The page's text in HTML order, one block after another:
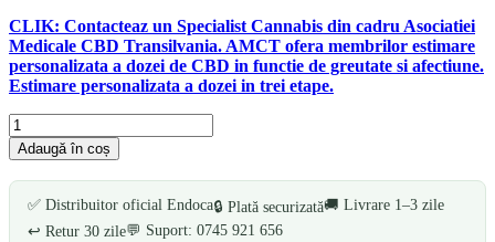
CLIK: Contacteaz un Specialist Cannabis din cadru Asociatiei
Medicale CBD Transilvania. AMCT ofera membrilor estimare
personalizata a dozei de CBD in functie de greutate si afectiune.
Estimare personalizata a dozei in trei etape.
Cantitate
Ulei
30%
CBD+CBDa
RAW
ENDOCA
Adaugă în coș
✅ Distribuitor oficial Endoca🔒 Plată securizată🚚 Livrare 1–3 zile
↩️ Retur 30 zile💬 Suport: 0745 921 656